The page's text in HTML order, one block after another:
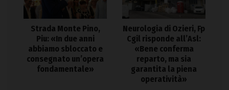
Strada Monte Pino,
Piu: «In due anni
abbiamo sbloccato e
consegnato un’opera
fondamentale»
Neurologia di Ozieri, Fp
Cgil risponde all’Asl:
«Bene conferma
reparto, ma sia
garantita la piena
operatività»